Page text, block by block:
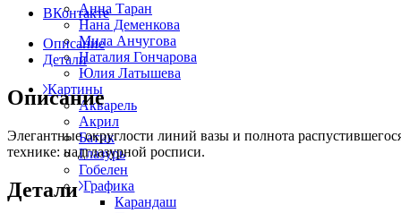
Анна Таран
Нана Деменкова
Мила Анчугова
Наталия Гончарова
Юлия Латышева
Картины
Акварель
Акрил
Батик
Глазурь
Гобелен
Графика
Карандаш
ВКонтакте
Описание
Детали
Описание
Элегантные округлости линий вазы и полнота
технике: надглазурной росписи.
Детали